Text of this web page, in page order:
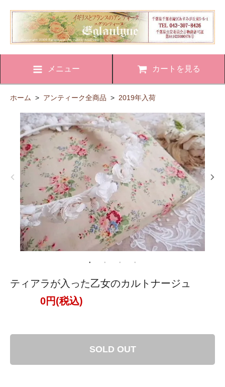
メニュー カートを見る
ホーム > アンティーク全商品 > 2019年入荷
ティアラが入った乙女のカルトナージュ
0円(税込)
SOLD OUT